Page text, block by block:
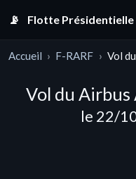
📡 Flotte Présidentielle
Accueil F-RARF Vol
Vol du Airbus
le 22/